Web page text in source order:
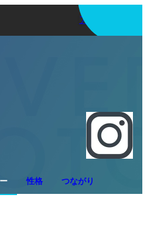
アプリを使う
性格 つながり